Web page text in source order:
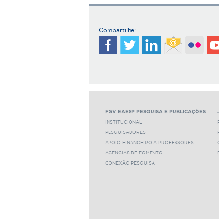
Compartilhe:
FGV EAESP PESQUISA E PUBLICAÇÕES
INSTITUCIONAL
PESQUISADORES
APOIO FINANCEIRO A PROFESSORES
AGÊNCIAS DE FOMENTO
CONEXÃO PESQUISA